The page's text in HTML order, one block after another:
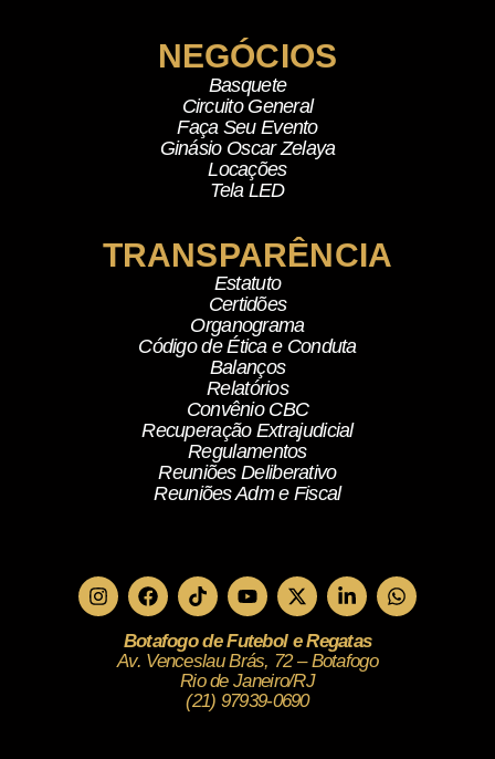
NEGÓCIOS
Basquete
Circuito General
Faça Seu Evento
Ginásio Oscar Zelaya
Locações
Tela LED
TRANSPARÊNCIA
Estatuto
Certidões
Organograma
Código de Ética e Conduta
Balanços
Relatórios
Convênio CBC
Recuperação Extrajudicial
Regulamentos
Reuniões Deliberativo
Reuniões Adm e Fiscal
Botafogo de Futebol e Regatas
Av. Venceslau Brás, 72 – Botafogo
Rio de Janeiro/RJ
(21) 97939-0690